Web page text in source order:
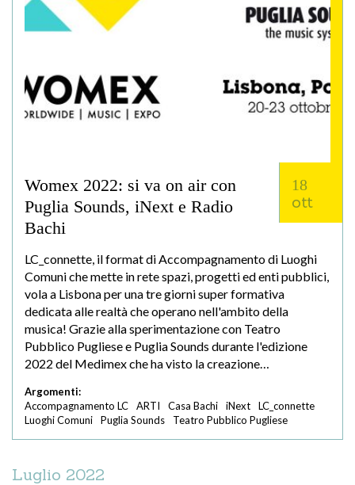
18
ott
Womex 2022: si va on air con
Puglia Sounds, iNext e Radio
Bachi
LC_connette, il format di Accompagnamento di Luoghi
Comuni che mette in rete spazi, progetti ed enti pubblici,
vola a Lisbona per una tre giorni super formativa
dedicata alle realtà che operano nell'ambito della
musica! Grazie alla sperimentazione con Teatro
Pubblico Pugliese e Puglia Sounds durante l'edizione
2022 del Medimex che ha visto la creazione…
Argomenti:
Accompagnamento LC
ARTI Casa Bachi iNext
LC_connette
Luoghi Comuni
Puglia Sounds Teatro Pubblico Pugliese
Luglio 2022